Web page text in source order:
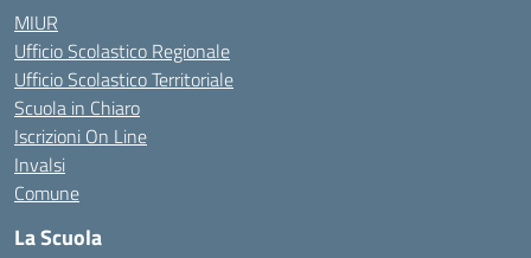
MIUR
Ufficio Scolastico Regionale
Ufficio Scolastico Territoriale
Scuola in Chiaro
Iscrizioni On Line
Invalsi
Comune
La Scuola